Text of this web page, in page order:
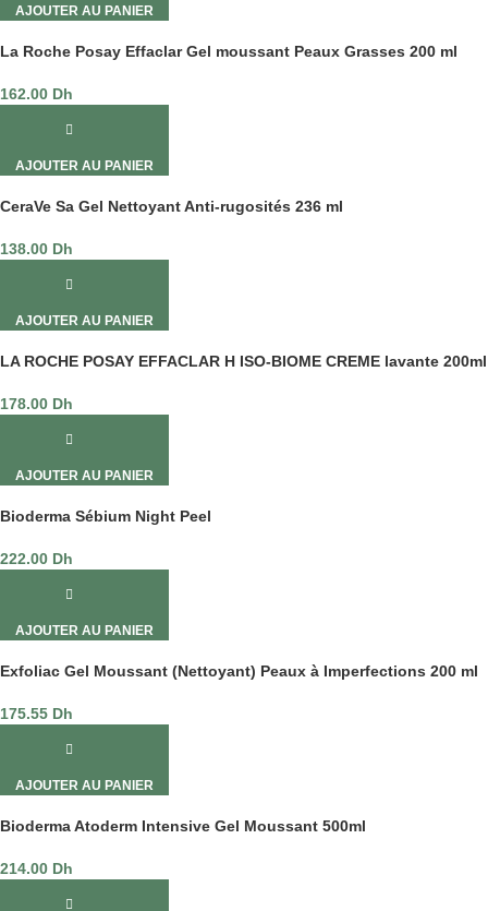
AJOUTER AU PANIER
La Roche Posay Effaclar Gel moussant Peaux Grasses 200 ml
162.00 Dh
AJOUTER AU PANIER
CeraVe Sa Gel Nettoyant Anti-rugosités 236 ml
138.00 Dh
AJOUTER AU PANIER
LA ROCHE POSAY EFFACLAR H ISO-BIOME CREME lavante 200ml
178.00 Dh
AJOUTER AU PANIER
Bioderma Sébium Night Peel
222.00 Dh
AJOUTER AU PANIER
Exfoliac Gel Moussant (Nettoyant) Peaux à Imperfections 200 ml
175.55 Dh
AJOUTER AU PANIER
Bioderma Atoderm Intensive Gel Moussant 500ml
214.00 Dh